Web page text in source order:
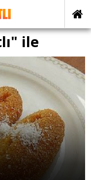
ile